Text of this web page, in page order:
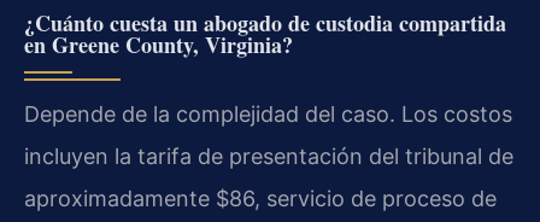
¿Cuánto cuesta un abogado de custodia compartida
en Greene County, Virginia?
Depende de la complejidad del caso. Los costos
incluyen la tarifa de presentación del tribunal de
aproximadamente $86, servicio de proceso de